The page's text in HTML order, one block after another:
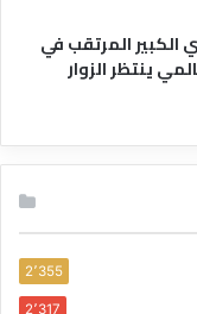
الكبير المرتقب في
ينتظر الزوار
2٬355
2٬317